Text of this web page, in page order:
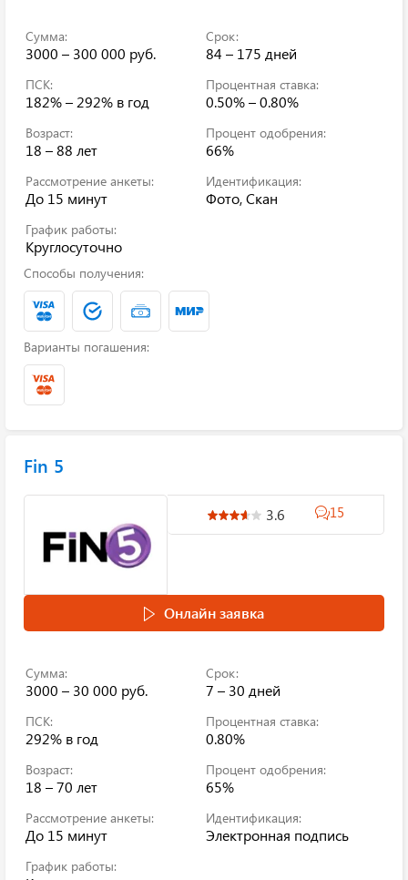
Сумма:
3000 – 300 000 руб.
Срок:
84 – 175 дней
ПСК:
182% – 292% в год
Процентная ставка:
0.50% – 0.80%
Возраст:
18 – 88 лет
Процент одобрения:
66%
Рассмотрение анкеты:
До 15 минут
Идентификация:
Фото, Скан
График работы:
Круглосуточно
Способы получения:
Варианты погашения:
Fin 5
3.6 15
Онлайн заявка
Сумма:
3000 – 30 000 руб.
Срок:
7 – 30 дней
ПСК:
292% в год
Процентная ставка:
0.80%
Возраст:
18 – 70 лет
Процент одобрения:
65%
Рассмотрение анкеты:
До 15 минут
Идентификация:
Электронная подпись
График работы: